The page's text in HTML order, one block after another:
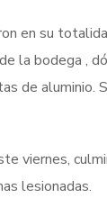
en su
la bodega ,
de aluminio.
viernes,
lesionadas.